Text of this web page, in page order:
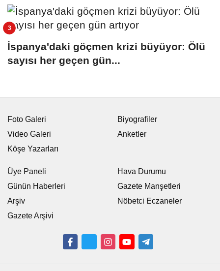
İspanya'daki göçmen krizi büyüyor: Ölü
sayısı her geçen gün...
Foto Galeri
Video Galeri
Köşe Yazarları
Biyografiler
Anketler
Üye Paneli
Günün Haberleri
Arşiv
Gazete Arşivi
Hava Durumu
Gazete Manşetleri
Nöbetci Eczaneler